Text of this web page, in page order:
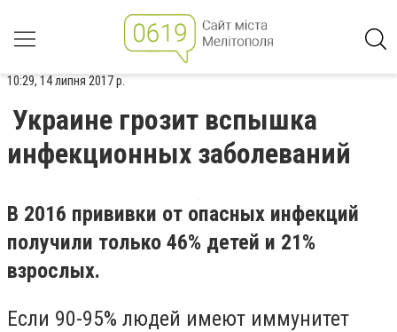
10:29, 14 липня 2017 р.
Украине грозит вспышка
инфекционных заболеваний
В 2016 прививки от опасных инфекций
получили только 46% детей и 21%
взрослых.
Если 90-95% людей имеют иммунитет